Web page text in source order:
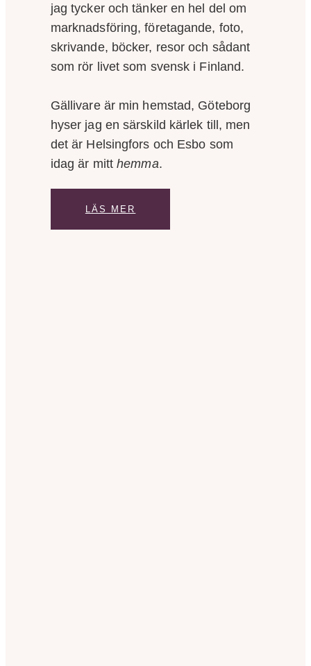
jag tycker och tänker en hel del om
marknadsföring, företagande, foto,
skrivande, böcker, resor och sådant
som rör livet som svensk i Finland.
Gällivare är min hemstad, Göteborg
hyser jag en särskild kärlek till, men
det är Helsingfors och Esbo som
idag är mitthemma.
LÄS MER